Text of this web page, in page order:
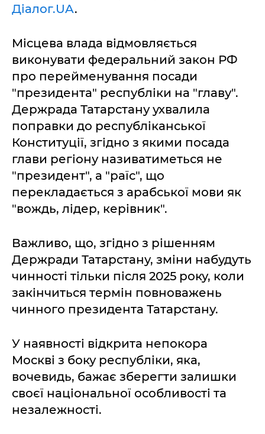
Діалог.UA.
Місцева влада відмовляється
виконувати федеральний закон РФ
про перейменування посади
"президента" республіки на "главу".
Держрада Татарстану ухвалила
поправки до республіканської
Конституції, згідно з якими посада
глави регіону називатиметься не
"президент", а "раїс", що
перекладається з арабської мови як
"вождь, лідер, керівник".
Важливо, що, згідно з рішенням
Держради Татарстану, зміни набудуть
чинності тільки після 2025 року, коли
закінчиться термін повноважень
чинного президента Татарстану.
У наявності відкрита непокора
Москві з боку республіки, яка,
вочевидь, бажає зберегти залишки
своєї національної особливості та
незалежності.